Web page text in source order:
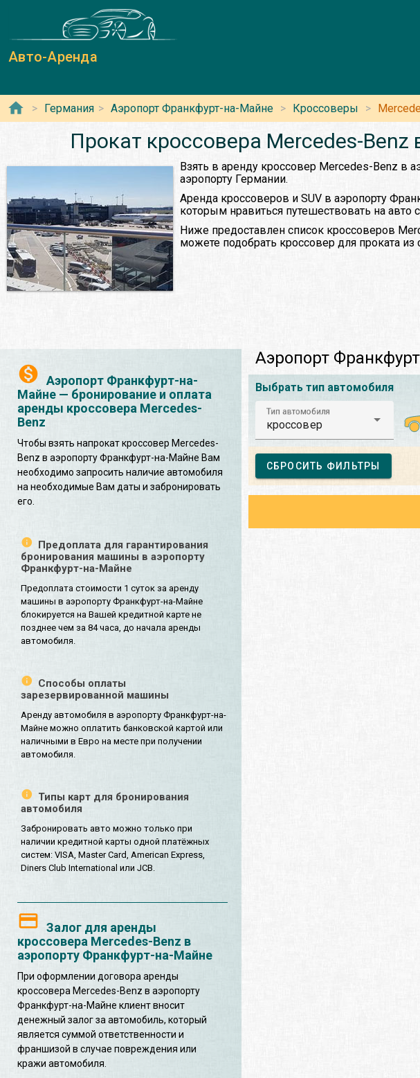
Авто-Аренда
Германия Аэропорт Франкфурт-на-Майне Кроссоверы
Прокат кроссовера Mercedes-
Взять в аренду кроссовер Mercedes-Benz в
аэропорту Германии.
Аренда кроссоверов и SUV в аэропорту
которым нравиться путешествовать на
Ниже предоставлен список кроссоверов
можете подобрать кроссовер для проката
Аэропорт Франкфурт-на-
Майне — бронирование и оплата
аренды кроссовера Mercedes-
Benz
Чтобы взять напрокат кроссовер Mercedes-
Benz в аэропорту Франкфурт-на-Майне Вам
необходимо запросить наличие автомобиля
на необходимые Вам даты и забронировать
его.
Предоплата для гарантирования
бронирования машины в аэропорту
Франкфурт-на-Майне
Предоплата стоимости 1 суток за аренду
машины в аэропорту Франкфурт-на-Майне
блокируется на Вашей кредитной карте не
позднее чем за 84 часа, до начала аренды
автомобиля.
Способы оплаты
зарезервированной машины
Аренду автомобиля в аэропорту Франкфурт-на-
Майне можно оплатить банковской картой или
наличными в Евро на месте при получении
автомобиля.
Типы карт для бронирования
автомобиля
Забронировать авто можно только при
наличии кредитной карты одной платёжных
систем: VISA, Master Card, American Express,
Diners Club International или JCB.
Залог для аренды
кроссовера Mercedes-Benz в
аэропорту Франкфурт-на-Майне
При оформлении договора аренды
кроссовера Mercedes-Benz в аэропорту
Франкфурт-на-Майне клиент вносит
денежный залог за автомобиль, который
является суммой ответственности и
франшизой в случае повреждения или
кражи автомобиля.
Аэропорт
Выбрать тип автомобиля
Тип автомобиля
кроссовер
СБРОСИТЬ ФИЛЬТРЫ